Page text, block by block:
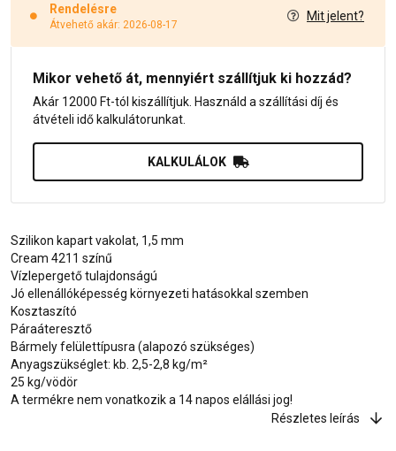
Rendelésre
Átvehető akár: 2026-08-17
Mit jelent?
Mikor vehető át, mennyiért szállítjuk ki hozzád?
Akár 12000 Ft-tól kiszállítjuk. Használd a szállítási díj és
átvételi idő kalkulátorunkat.
KALKULÁLOK
Szilikon kapart vakolat, 1,5 mm
Cream 4211 színű
Vízlepergető tulajdonságú
Jó ellenállóképesség környezeti hatásokkal szemben
Kosztaszító
Páraáteresztő
Bármely felülettípusra (alapozó szükséges)
Anyagszükséglet: kb. 2,5-2,8 kg/m²
25 kg/vödör
A termékre nem vonatkozik a 14 napos elállási jog!
Részletes leírás